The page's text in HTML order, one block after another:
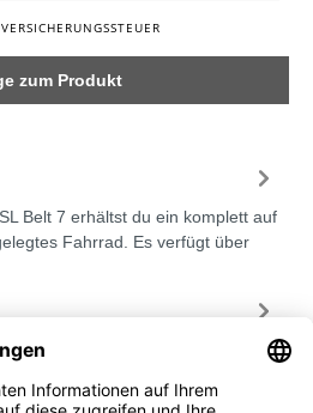
zum Produkt
Belt 7 erhältst du ein komplett auf
Fahrrad. Es verfügt über